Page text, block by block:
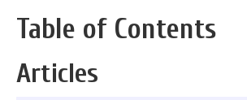
Table of Contents
Articles